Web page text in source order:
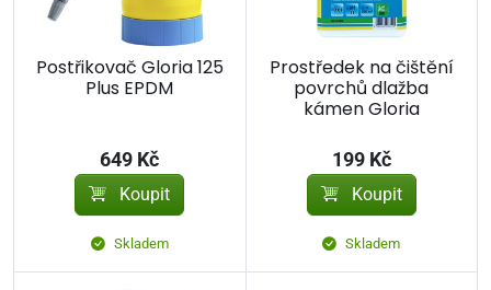
Postřikovač Gloria 125
Plus EPDM
649 Kč
Koupit
Skladem
Prostředek na čištění
povrchů dlažba
kámen Gloria
199 Kč
Koupit
Skladem